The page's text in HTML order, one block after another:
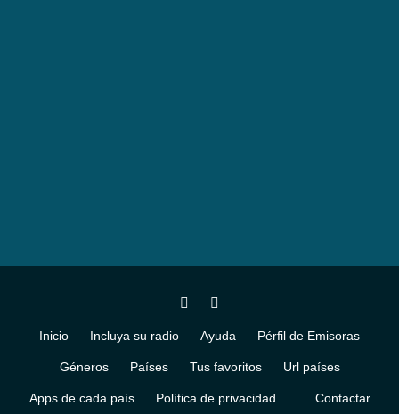
Inicio Incluya su radio Ayuda Pérfil de Emisoras
Géneros Países Tus favoritos Url países
Apps de cada país Política de privacidad Contactar